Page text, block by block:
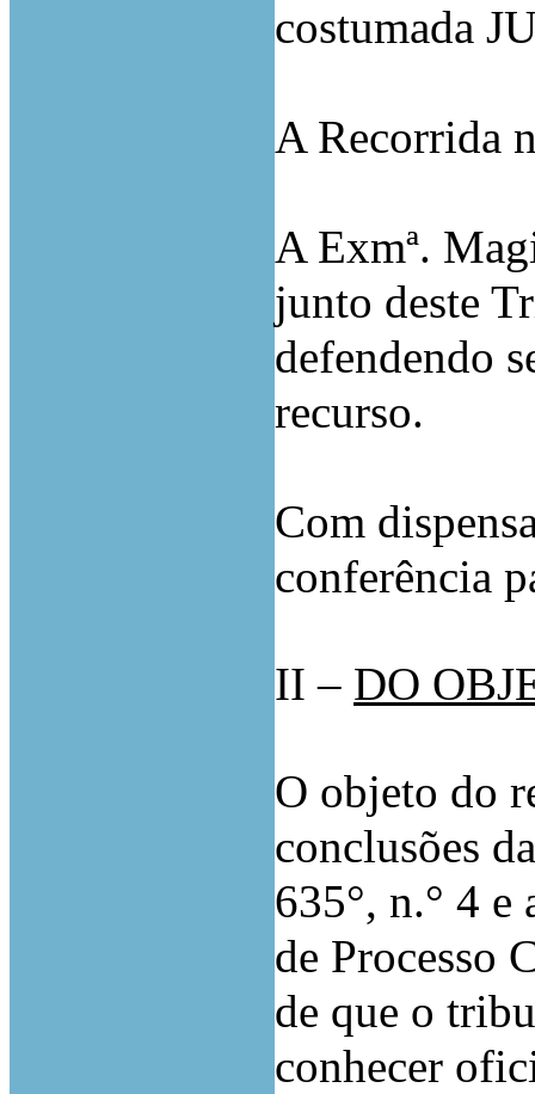
costumada
A Recorrida
A Exmª.
junto deste
defendendo
recurso.
Com
conferência
II – DO
O objeto do
conclusões
635°, n.° 4
de Processo
de que o
conhecer